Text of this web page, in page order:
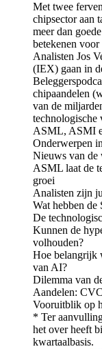
Met twee
chipsector aan
meer dan
betekenen voor
Analisten Jos
(IEX) gaan in
chipaandelen
van de
technologische
ASML, ASMI
Onderwerpen
Nieuws van de
ASML laat de
groei
Analisten zijn
Wat hebben de
De
Kunnen de
volhouden?
Hoe belangrijk
van AI?
Dilemma van
Aandelen:
Vooruitblik op
* Ter
het over heeft
kwartaalbasis.